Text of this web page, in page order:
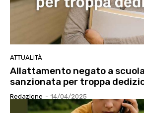
ATTUALITÀ
Allattamento negato a
sanzionata per troppa
Redazione - 14/04/2025